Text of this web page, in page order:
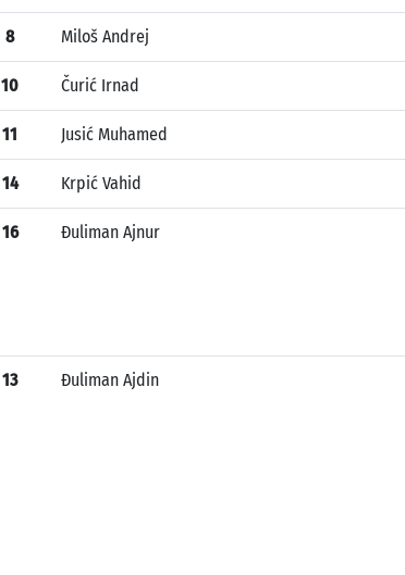
8 Miloš Andrej
10 Čurić Irnad
11 Jusić Muhamed
14 Krpić Vahid
16 Đuliman Ajnur
13 Đuliman Ajdin